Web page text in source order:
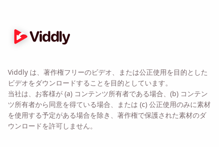
Viddly は、著作権フリーのビデオ、または公正使用を目的とした
ビデオをダウンロードすることを目的としています。
当社は、お客様が (a) コンテンツ所有者である場合、(b) コンテン
ツ所有者から同意を得ている場合、または (c) 公正使用のみに素材
を使用する予定がある場合を除き、著作権で保護された素材のダ
ウンロードを許可しません。
このオプションをチェックすると、当社のプライバシーポリ
シーに同意したことになります。